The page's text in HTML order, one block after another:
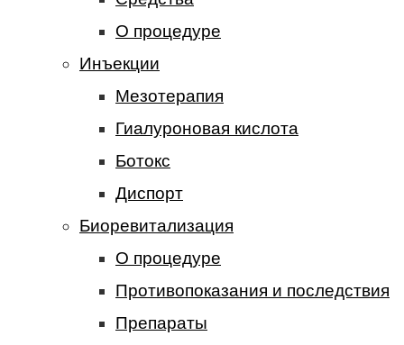
О процедуре
Инъекции
Мезотерапия
Гиалуроновая кислота
Ботокс
Диспорт
Биоревитализация
О процедуре
Противопоказания и последствия
Препараты